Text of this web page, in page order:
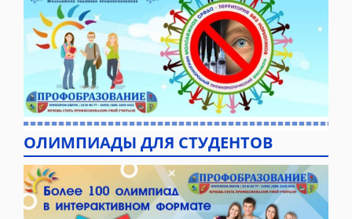
ОЛИМПИАДЫ ДЛЯ СТУДЕНТОВ